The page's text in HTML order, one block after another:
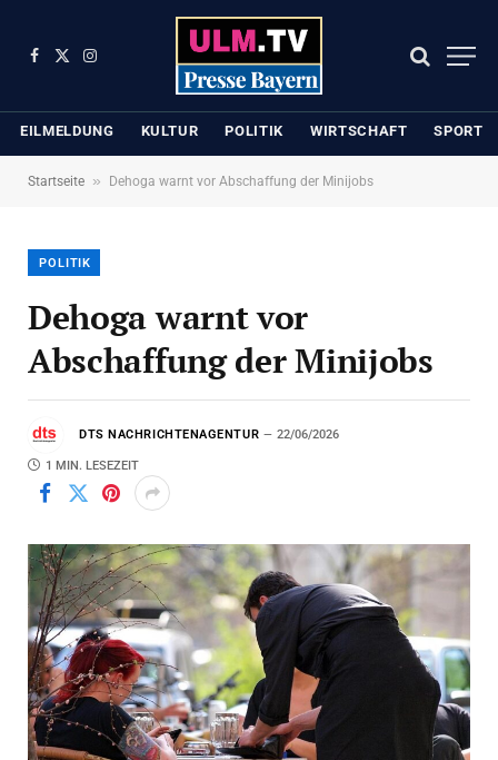
Facebook
X
Instagram
EILMELDUNG KULTUR POLITIK WIRTSCHAFT SPORT
Startseite » Dehoga warnt vor Abschaffung der Minijobs
POLITIK
Dehoga warnt vor
Abschaffung der Minijobs
DTS NACHRICHTENAGENTUR 22/06/2026
1 MIN. LESEZEIT